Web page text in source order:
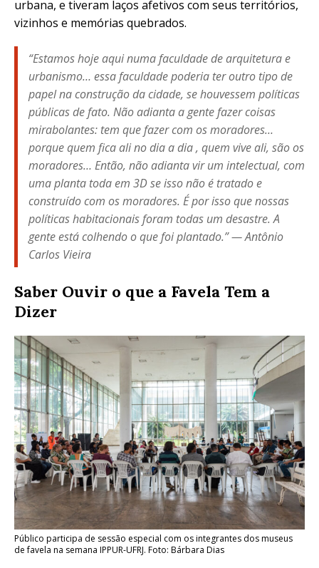
urbana, e tiveram laços afetivos com seus territórios,
vizinhos e memórias quebrados.
“Estamos hoje aqui numa faculdade de arquitetura e
urbanismo… essa faculdade poderia ter outro tipo de
papel na construção da cidade, se houvessem políticas
públicas de fato. Não adianta a gente fazer coisas
mirabolantes: tem que fazer com os moradores…
porque quem fica ali no dia a dia , quem vive ali, são os
moradores… Então, não adianta vir um intelectual, com
uma planta toda em 3D se isso não é tratado e
construído com os moradores. É por isso que nossas
políticas habitacionais foram todas um desastre. A
gente está colhendo o que foi plantado.” — Antônio
Carlos Vieira
Saber Ouvir o que a Favela Tem a
Dizer
Público participa de sessão especial com os integrantes dos museus
de favela na semana IPPUR-UFRJ. Foto: Bárbara Dias